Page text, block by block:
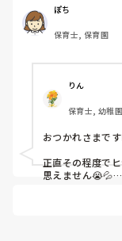
（そう言う本人は
しかも、上司に↑
ちゃんと考えて
呼ばれて一緒に対
これだけで30〜40
皆さんの園はどう
ぽち
保育士, 保育園
りん
保育士, 幼稚
おつかれさまです
正直その程度で
思えません😭💦